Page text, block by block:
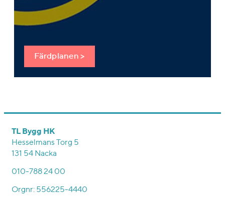
Färdplanen >
TL Bygg HK
Hesselmans Torg 5
131 54 Nacka
010-788 24 00
Orgnr: 556225-4440